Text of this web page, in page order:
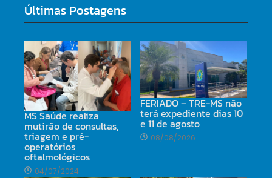
Últimas Postagens
MS Saúde realiza
mutirão de consultas,
triagem e pré-
operatórios
oftalmológicos
04/07/2024
FERIADO – TRE-MS não
terá expediente dias 10
e 11 de agosto
08/08/2026